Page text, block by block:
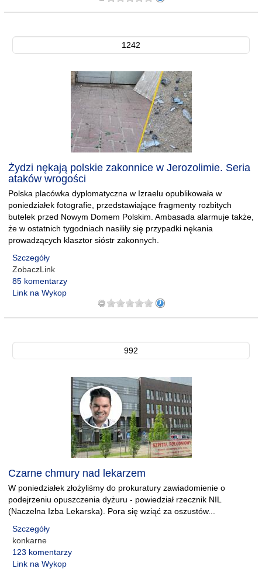
1242
Żydzi nękają polskie zakonnice w Jerozolimie. Seria
ataków wrogości
Polska placówka dyplomatyczna w Izraelu opublikowała w
poniedziałek fotografie, przedstawiające fragmenty rozbitych
butelek przed Nowym Domem Polskim. Ambasada alarmuje także,
że w ostatnich tygodniach nasiliły się przypadki nękania
prowadzących klasztor sióstr zakonnych.
Szczegóły
ZobaczLink
85 komentarzy
Link na Wykop
992
Czarne chmury nad lekarzem
W poniedziałek złożyliśmy do prokuratury zawiadomienie o
podejrzeniu opuszczenia dyżuru - powiedział rzecznik NIL
(Naczelna Izba Lekarska). Pora się wziąć za oszustów...
Szczegóły
konkarne
123 komentarzy
Link na Wykop